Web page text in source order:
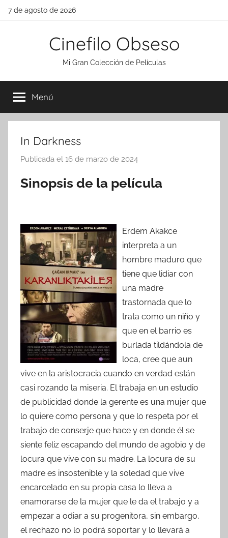
Saltar
7 de agosto de 2026
Cinefilo Obseso
Mi Gran Colección de Películas
Menú
In Darkness
Publicada el 16 de marzo de 2024
r
Sinopsis de la película
Erdem Akakce
interpreta a un
hombre maduro que
tiene que lidiar con
una madre
trastornada que lo
trata como un niño y
que en el barrio es
burlada tildándola de
loca, cree que aun
vive en la aristocracia cuando en verdad están
casi rozando la miseria. El trabaja en un estudio
de publicidad donde la gerente es una mujer que
lo quiere como persona y que lo respeta por el
trabajo de conserje que hace y en donde él se
siente feliz escapando del mundo de agobio y de
locura que vive con su madre. La locura de su
madre es insostenible y la soledad que vive
encarcelado en su propia casa lo lleva a
enamorarse de la mujer que le da el trabajo y a
empezar a odiar a su progenitora, sin embargo,
el rechazo no lo podrá soportar y lo llevará a